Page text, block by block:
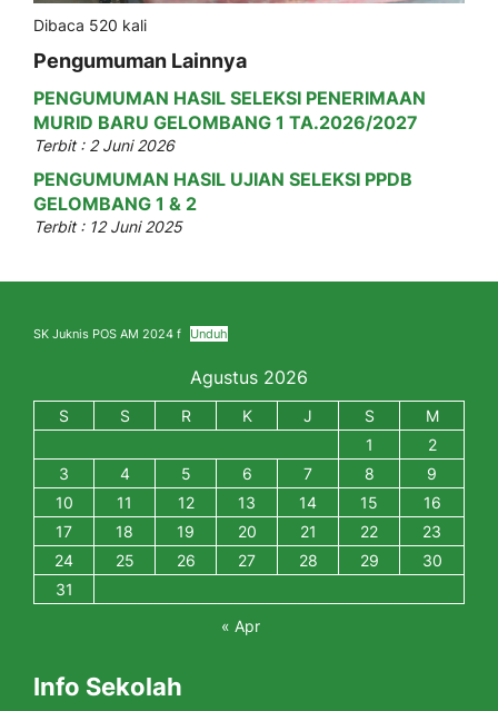
Dibaca 520 kali
Pengumuman Lainnya
PENGUMUMAN HASIL SELEKSI PENERIMAAN
MURID BARU GELOMBANG 1 TA.2026/2027
Terbit : 2 Juni 2026
PENGUMUMAN HASIL UJIAN SELEKSI PPDB
GELOMBANG 1 & 2
Terbit : 12 Juni 2025
SK Juknis POS AM 2024 f Unduh
Agustus 2026
S S R K J S
M
1
2
3
4 5 6 7 8
9
10
11 12 13 14 15
16
17
18 19 20 21 22
23
24
25 26 27 28 29
30
31
« Apr
Info Sekolah